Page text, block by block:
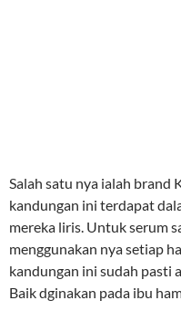
Salah satu nya ialah brand
kandungan ini terdapat
mereka liris. Untuk serum
menggunakan nya setiap
kandungan ini sudah pasti
Baik dginakan pada ibu